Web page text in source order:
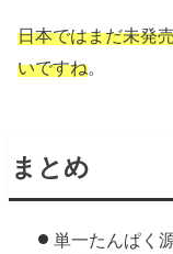
日本ではまだ未発
いですね。
まとめ
単一たんぱく